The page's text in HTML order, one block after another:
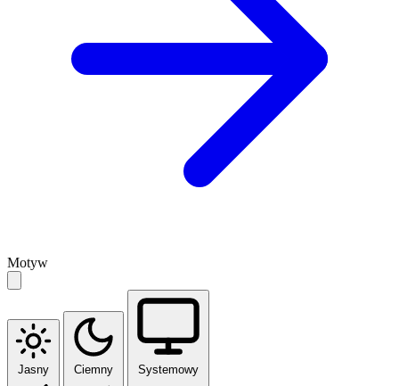
Motyw
Jasny Ciemny Systemowy